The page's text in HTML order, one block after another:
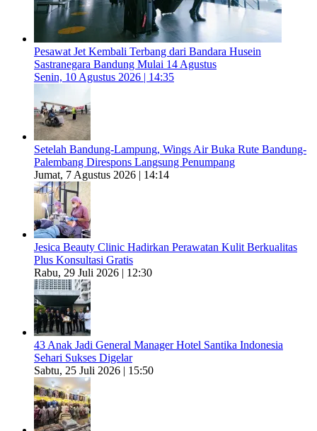
Pesawat Jet Kembali Terbang dari Bandara Husein
Sastranegara Bandung Mulai 14 Agustus
Senin, 10 Agustus 2026 | 14:35
Setelah Bandung-Lampung, Wings Air Buka Rute Bandung-
Palembang Direspons Langsung Penumpang
Jumat, 7 Agustus 2026 | 14:14
Jesica Beauty Clinic Hadirkan Perawatan Kulit Berkualitas
Plus Konsultasi Gratis
Rabu, 29 Juli 2026 | 12:30
43 Anak Jadi General Manager Hotel Santika Indonesia
Sehari Sukses Digelar
Sabtu, 25 Juli 2026 | 15:50